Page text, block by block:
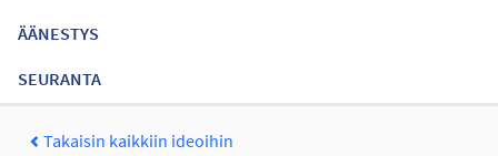
ÄÄNESTYS
SEURANTA
Takaisin kaikkiin ideoihin